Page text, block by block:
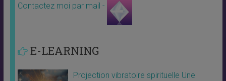
Contactez moi par mail -
E-LEARNING
Projection vibratoire spirituelle Une